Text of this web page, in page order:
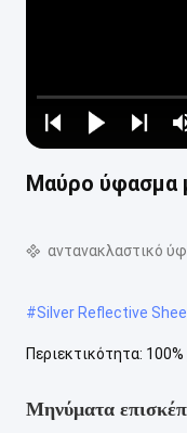
Play
Play
Play
Loaded:
0%
Μαύρο ύφασμα
αντανακλαστικό
#Silver Reflective
Περιεκτικότητα:
Μηνύματα